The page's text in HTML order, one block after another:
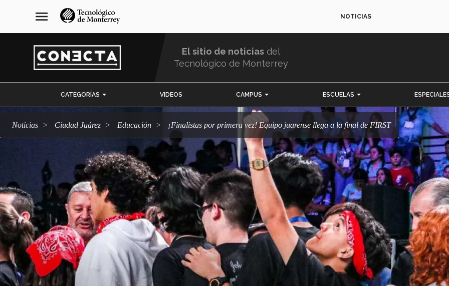
navegación
principal
menu NOTICIAS
El sitio de noticias del
Tecnológico de Monterrey
CATEGORÍAS VIDEOS CAMPUS ESCUELAS
Noticias Ciudad Juárez Educación ¡Finalistas por primera vez! Equipo juarense llega a la final de FIRST